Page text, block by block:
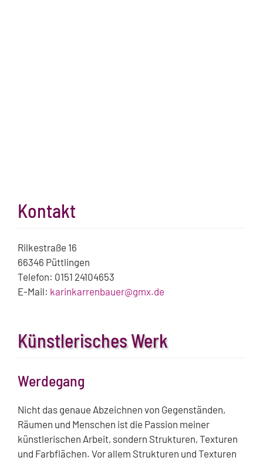
Kontakt
Rilkestraße 16
66346 Püttlingen
Telefon: 0151 24104653
E-Mail: karinkarrenbauer@gmx.de
Künstlerisches Werk
Werdegang
Nicht das genaue Abzeichnen von Gegenständen,
Räumen und Menschen ist die Passion meiner
künstlerischen Arbeit, sondern Strukturen, Texturen
und Farbflächen. Vor allem Strukturen und Texturen